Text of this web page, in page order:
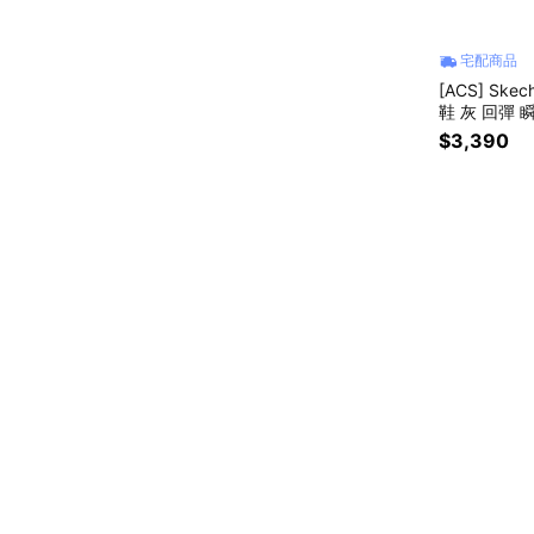
宅配商品
[ACS]
鞋 灰 回彈
$3,390